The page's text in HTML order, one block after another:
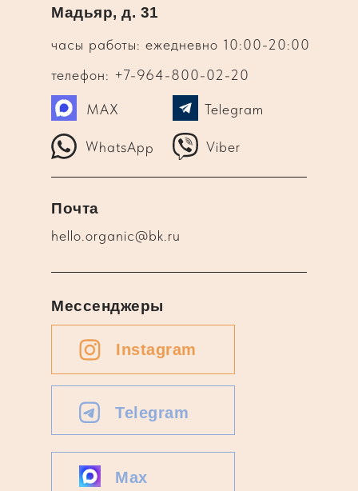
часы работы: ежедневно 10:00-20:00
Мадьяр, д. 31
телефон: +7-964-800-02-20
WhatsApp Viber
Telegram
MAX
hello.organic@bk.ru
Почта
Instagram
Telegram
Max
Мессенджеры